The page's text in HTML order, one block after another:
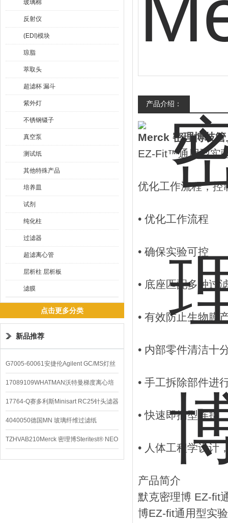
玻璃棉
反射仪
(EDI)模块
琼脂
萃取头
超滤杯 漏斗
紫外灯
不锈钢镊子
真空泵
测试纸
其他特殊产品
培养皿
试剂
纯化柱
过滤器
超滤离心管
层析柱 层析板
滤膜
点击更多分类
新品推荐
G7005-60061安捷伦Agilent GC/MS灯丝
配件
17089109WHATMAN沃特曼梯度离心培
养基
17764-Q赛多利斯Minisart RC25针头滤器
4040050德国MN 玻璃纤维过滤纸
TZHVAB210Merck 密理博Steritest® NEO
设备
产品介绍：
Merck 密理博歧
EZ-Fit™通用型实
优化工作流程，控
• 优化工作流程
• 确保实验可控
• 底座匹配多种过
• 有效防止生物膜
• 内部零件清洁十
• 手工拆除部件进
• 快速即插型连接
• 人体工程学设计
产品简介
默克密理博 EZ-fit
博EZ-fit通用型实